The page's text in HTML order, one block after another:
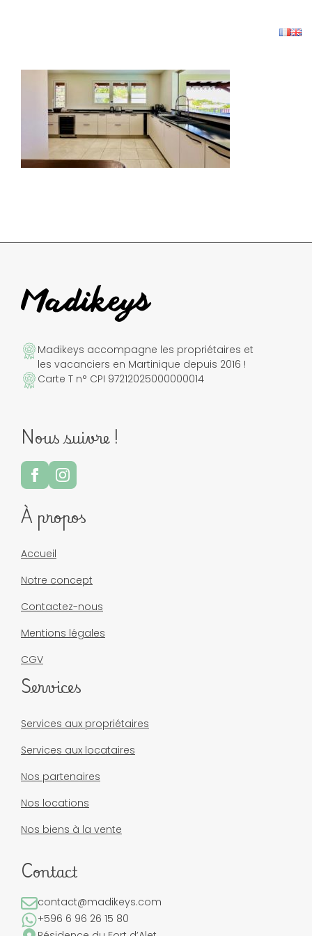
Madikeys accompagne les propriétaires et
les vacanciers en Martinique depuis 2016 !
Carte T n° CPI 97212025000000014
Nous suivre !
À propos
Accueil
Notre concept
Contactez-nous
Mentions légales
CGV
Services
Services aux propriétaires
Services aux locataires
Nos partenaires
Nos locations
Nos biens à la vente
Contact
contact@madikeys.com
+596 6 96 26 15 80